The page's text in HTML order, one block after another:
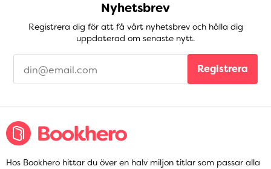
Nyhetsbrev
Registrera dig för att få vårt nyhetsbrev och hålla dig
uppdaterad om senaste nytt.
Registrera
Hos Bookhero hittar du över en halv miljon titlar som passar alla